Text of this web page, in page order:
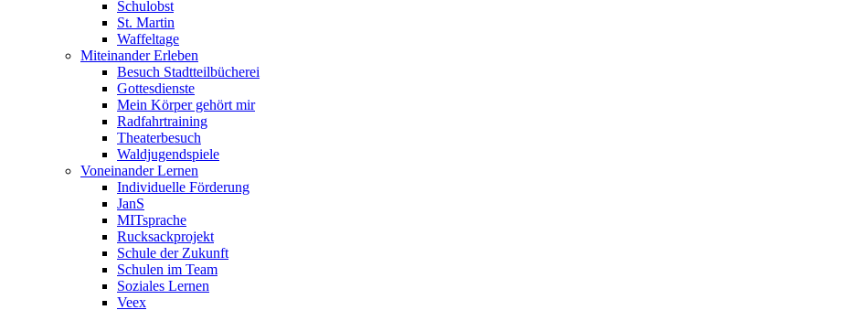
Schulobst
St. Martin
Waffeltage
Miteinander Erleben
Besuch Stadtteilbücherei
Gottesdienste
Mein Körper gehört mir
Radfahrtraining
Theaterbesuch
Waldjugendspiele
Voneinander Lernen
Individuelle Förderung
JanS
MITsprache
Rucksackprojekt
Schule der Zukunft
Schulen im Team
Soziales Lernen
Veex